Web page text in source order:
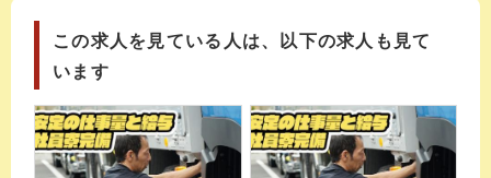
この求人を見ている人は、以下の求人も見て
います